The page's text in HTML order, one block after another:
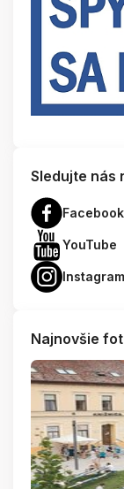
Sledujte nás
Facebook
YouTube
Instagram
Najnovšie